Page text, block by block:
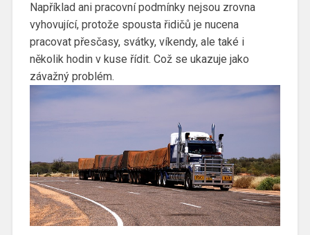
Například ani pracovní podmínky nejsou zrovna
vyhovující, protože spousta řidičů je nucena
pracovat přesčasy, svátky, víkendy, ale také i
několik hodin v kuse řídit. Což se ukazuje jako
závažný problém.